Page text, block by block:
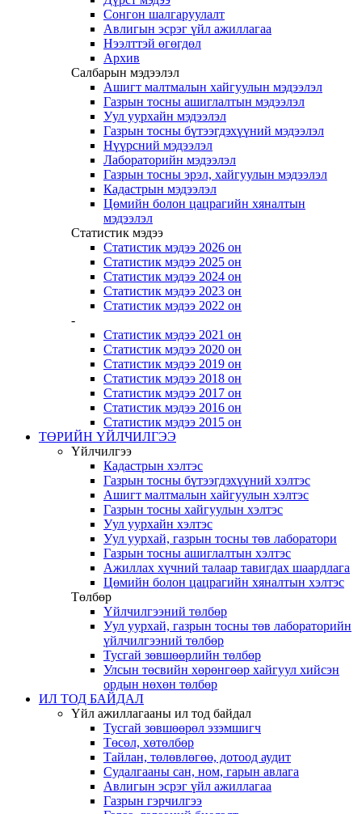
Сонгон шалгаруулалт
Авлигын эсрэг үйл ажиллагаа
Нээлттэй өгөгдөл
Архив
Салбарын мэдээлэл
Ашигт малтмалын хайгуулын мэдээлэл
Газрын тосны ашиглалтын мэдээлэл
Уул уурхайн мэдээлэл
Газрын тосны бүтээгдэхүүний мэдээлэл
Нүүрсний мэдээлэл
Лабораторийн мэдээлэл
Газрын тосны эрэл, хайгуулын мэдээлэл
Кадастрын мэдээлэл
Цөмийн болон цацрагийн хяналтын
мэдээлэл
Статистик мэдээ
Статистик мэдээ 2026 он
Статистик мэдээ 2025 он
Статистик мэдээ 2024 он
Статистик мэдээ 2023 он
Статистик мэдээ 2022 он
-
Статистик мэдээ 2021 он
Статистик мэдээ 2020 он
Статистик мэдээ 2019 он
Статистик мэдээ 2018 он
Статистик мэдээ 2017 он
Статистик мэдээ 2016 он
Статистик мэдээ 2015 он
ТӨРИЙН ҮЙЛЧИЛГЭЭ
Үйлчилгээ
Кадастрын хэлтэс
Газрын тосны бүтээгдэхүүний хэлтэс
Ашигт малтмалын хайгуулын хэлтэс
Газрын тосны хайгуулын хэлтэс
Уул уурхайн хэлтэс
Уул уурхай, газрын тосны төв лаборатори
Газрын тосны ашиглалтын хэлтэс
Ажиллах хүчний талаар тавигдах шаардлага
Цөмийн болон цацрагийн хяналтын хэлтэс
Төлбөр
Үйлчилгээний төлбөр
Уул уурхай, газрын тосны төв лабораторийн
үйлчилгээний төлбөр
Тусгай зөвшөөрлийн төлбөр
Улсын төсвийн хөрөнгөөр хайгуул хийсэн
ордын нөхөн төлбөр
ИЛ ТОД БАЙДАЛ
Үйл ажиллагааны ил тод байдал
Тусгай зөвшөөрөл эзэмшигч
Төсөл, хөтөлбөр
Тайлан, төлөвлөгөө, дотоод аудит
Судалгааны сан, ном, гарын авлага
Авлигын эсрэг үйл ажиллагаа
Газрын гэрчилгээ